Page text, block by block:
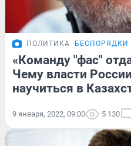
ПОЛИТИКА БЕСПОРЯДКИ
«Команду "фас"
Чему власти
научиться в
9 января, 2022, 09:00 5 130